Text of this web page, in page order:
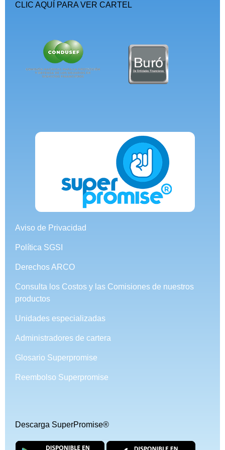
CLIC AQUÍ PARA VER CARTEL
Aviso de Privacidad
Política SGSI
Derechos ARCO
Consulta los Costos y las Comisiones de nuestros
productos
Unidades especializadas
Administradores de cartera
Glosario Superpromise
Reembolso Superpromise
Descarga SuperPromise®